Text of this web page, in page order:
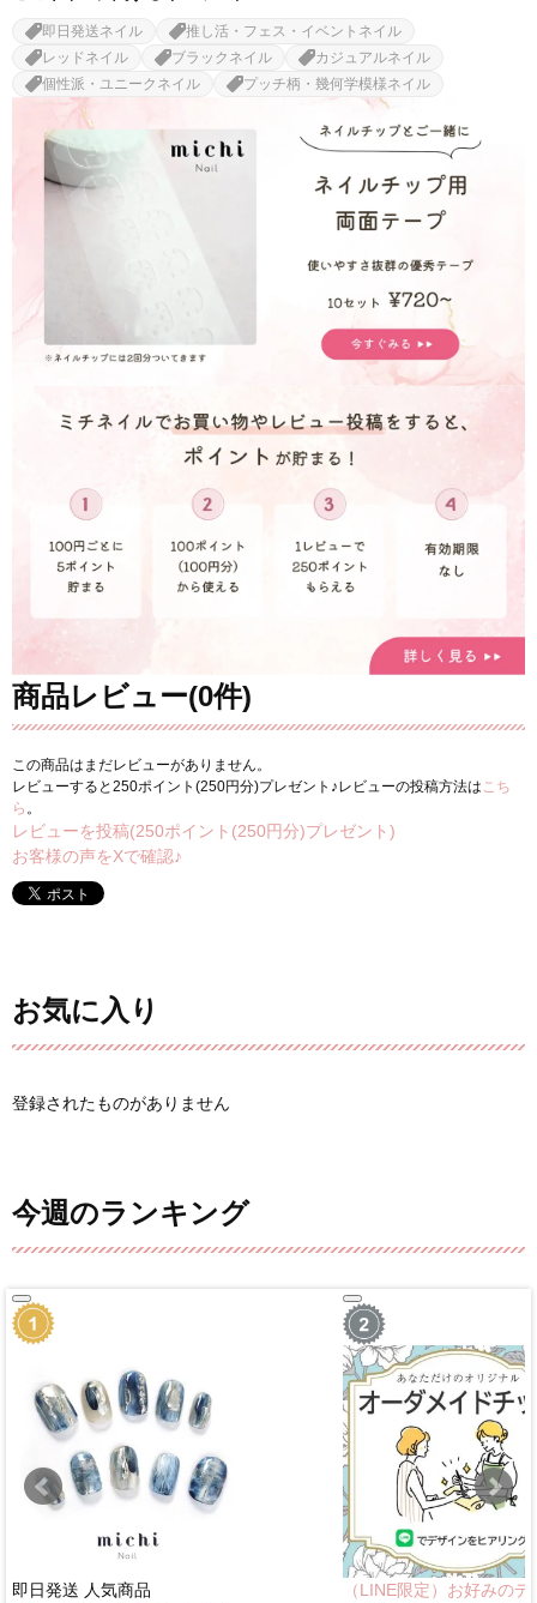
即日発送ネイル
推し活・フェス・イベントネイル
レッドネイル
ブラックネイル
カジュアルネイル
個性派・ユニークネイル
プッチ柄・幾何学模様ネイル
商品レビュー(0件)
この商品はまだレビューがありません。
レビューすると250ポイント(250円分)プレゼント♪レビューの投稿方法は こち
ら 。
レビューを投稿(250ポイント(250円分)プレゼント)
お客様の声をXで確認♪
お気に入り
登録されたものがありません
今週のランキング
即日発送 人気商品
（LINE限定）お好みのデ